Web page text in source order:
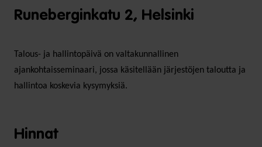
Runeberginkatu 2, Helsinki
Talous- ja hallintopäivä on valtakunnallinen
ajankohtaisseminaari, jossa käsitellään järjestöjen taloutta ja
hallintoa koskevia kysymyksiä.
Hinnat